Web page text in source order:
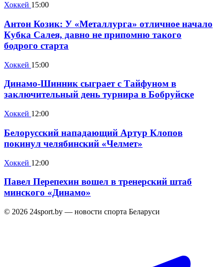
Хоккей 15:00
Антон Козик: У «Металлурга» отличное начало
Кубка Салея, давно не припомню такого
бодрого старта
Хоккей 15:00
Динамо-Шинник сыграет с Тайфуном в
заключительный день турнира в Бобруйске
Хоккей 12:00
Белорусский нападающий Артур Клопов
покинул челябинский «Челмет»
Хоккей 12:00
Павел Перепехин вошел в тренерский штаб
минского «Динамо»
© 2026 24sport.by — новости спорта Беларуси